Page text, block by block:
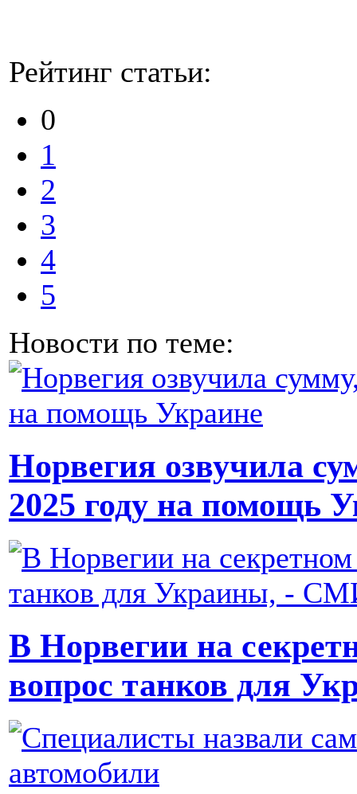
Рейтинг статьи:
0
1
2
3
4
5
Новости по теме:
Норвегия озвучила
2025 году на помощь
В Норвегии на
вопрос танков для